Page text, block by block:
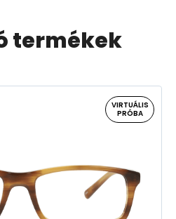
termékek
VIRTUÁLIS
PRÓBA